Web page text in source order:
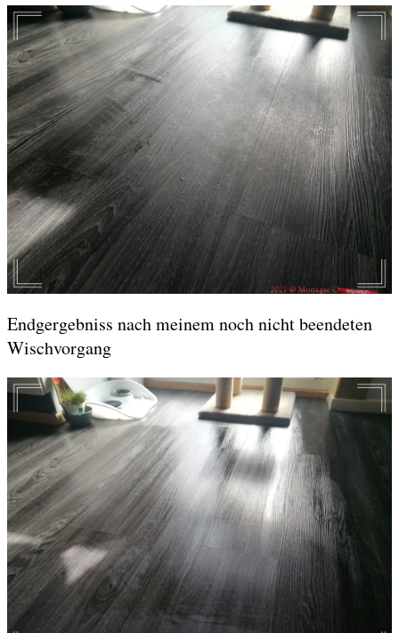
Endgergebniss nach meinem noch nicht beendeten
Wischvorgang